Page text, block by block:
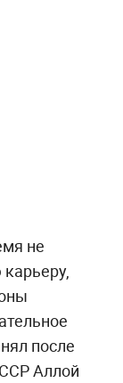
не
после
Аллой